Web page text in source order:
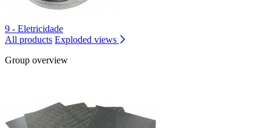
9 - Eletricidade
All products Exploded views
Group overview